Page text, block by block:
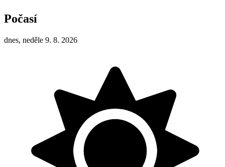
Počasí
dnes, neděle 9. 8. 2026